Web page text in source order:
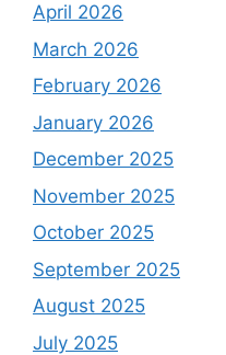
April 2026
March 2026
February 2026
January 2026
December 2025
November 2025
October 2025
September 2025
August 2025
July 2025